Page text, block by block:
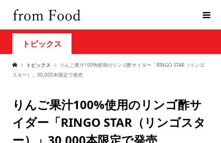
トピックス
トピックス
りんご果汁100%使用のリンゴ酢サイダー「RINGO STAR（リンゴ
スター）」30,000本限定で発売
りんご果汁100%使用のリンゴ酢サ
イダー「RINGO STAR（リンゴスタ